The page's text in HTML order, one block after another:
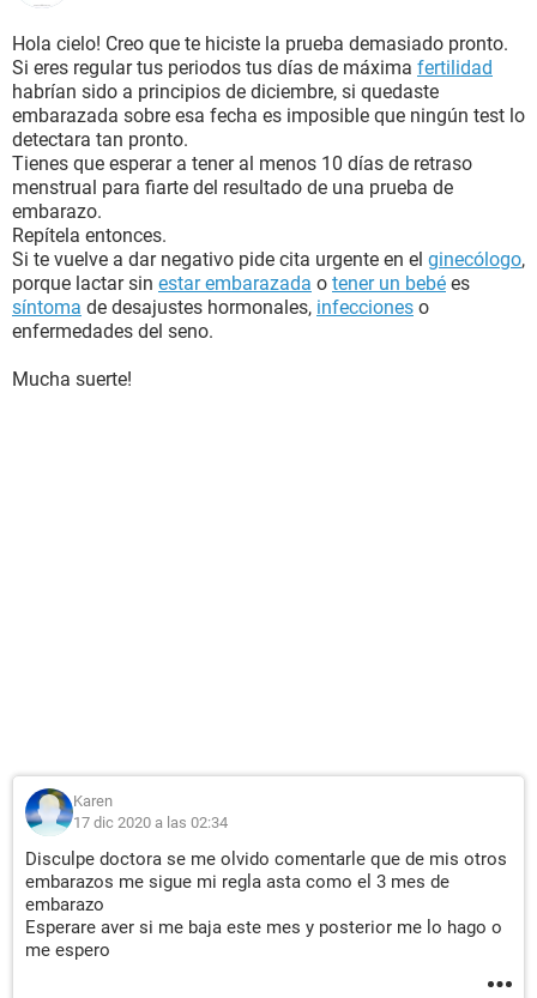
Hola cielo! Creo que te hiciste la prueba demasiado pronto.
Si eres regular tus periodos tus días de máxima fertilidad
habrían sido a principios de diciembre, si quedaste
embarazada sobre esa fecha es imposible que ningún test lo
detectara tan pronto.
Tienes que esperar a tener al menos 10 días de retraso
menstrual para fiarte del resultado de una prueba de
embarazo.
Repítela entonces.
Si te vuelve a dar negativo pide cita urgente en el ginecólogo,
porque lactar sin estar embarazada o tener un bebé es
síntoma de desajustes hormonales, infecciones o
enfermedades del seno.
Mucha suerte!
Karen
17 dic 2020 a las 02:34
Disculpe doctora se me olvido comentarle que de mis otros
embarazos me sigue mi regla asta como el 3 mes de
embarazo
Esperare aver si me baja este mes y posterior me lo hago o
me espero